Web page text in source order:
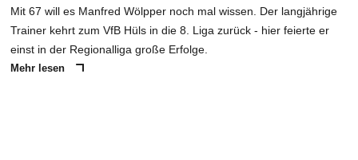
Mit 67 will es Manfred Wölpper noch mal wissen. Der langjährige
Trainer kehrt zum VfB Hüls in die 8. Liga zurück - hier feierte er
einst in der Regionalliga große Erfolge.
Mehr lesen